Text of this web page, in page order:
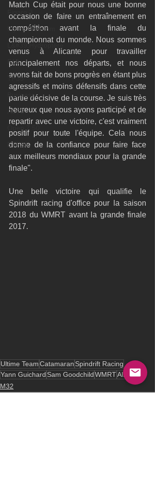
Figaro 3
Flying Phantom
L&#39;Hydroptère
F18
TF35
Business
AC75
Open 7.50
ETF26
Match Cup était pour nous une bonne
occasion de faire un entraînement en
compétition avant la finale du
championnat du monde. Nous sommes
venus à Alicante pour travailler
principalement nos départs, et nous
avons fait de bons progrès en étant plus
agressifs et moins défensifs dans cette
partie décisive de la course. Je suis très
heureux que nous ayons participé et de
repartir avec une victoire, c'est vraiment
positif pour toute l'équipe. Cela nous
donne de la confiance pour faire face
aux meilleurs mondiaux pour la grande
finale".
Une belle victoire qui qualifie le
Spindrift racing d'office pour la saison
2018 du WMRT avant la grande finale
2017.
Ultime TeamCatamaran Spindrift Racing
Yann Guichard Sam GoodchildWMRTAlicante
M32